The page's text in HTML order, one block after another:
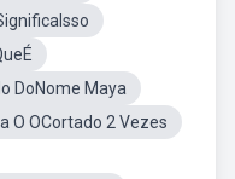
DoNome Maya
O OCortado 2 Vezes